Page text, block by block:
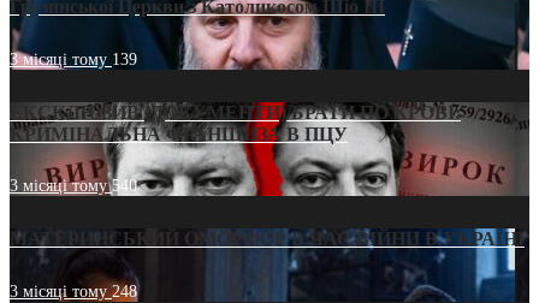
Грузинської Церкви з Католикосом Шіо III
3 місяці тому 139
ЕКСКЛЮЗИВ (ДОКУМЕНТИ)/БРАТИ ПО КРОВІ:
КРИМІНАЛЬНА ФРАНШИЗА В ПЦУ
3 місяці тому540
МАТЕРИНСЬКИЙ ОМОРФОР В ЧАС ВІЙНИ В УКРАЇНІ
3 місяці тому248